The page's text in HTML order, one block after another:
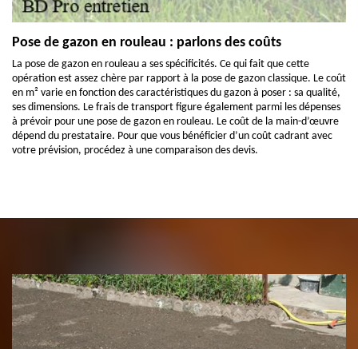
Pose de gazon en rouleau : parlons des coûts
La pose de gazon en rouleau a ses spécificités. Ce qui fait que cette
opération est assez chère par rapport à la pose de gazon classique. Le coût
en m² varie en fonction des caractéristiques du gazon à poser : sa qualité,
ses dimensions. Le frais de transport figure également parmi les dépenses
à prévoir pour une pose de gazon en rouleau. Le coût de la main-d’œuvre
dépend du prestataire. Pour que vous bénéficier d’un coût cadrant avec
votre prévision, procédez à une comparaison des devis.